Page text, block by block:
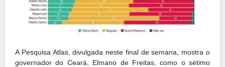
A Pesquisa Atlas, divulgada neste final de semana, mostra o
governador do Ceará, Elmano de Freitas, como o sétimo